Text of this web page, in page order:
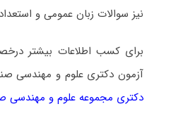
نیز سوالات زبان عمومی و
برای کسب اطلاعات بیشتر
آزمون دکتری علوم و مهندسی
دکتری مجموعه علوم و مهندسی